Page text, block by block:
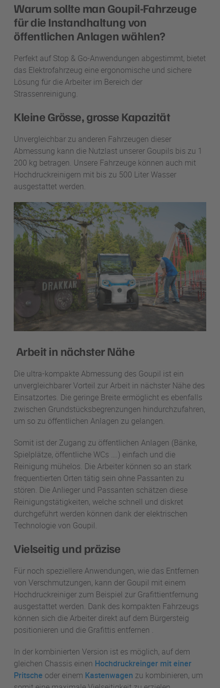
Warum sollte man Goupil-Fahrzeuge
für die Instandhaltung von
öffentlichen Anlagen wählen?
Perfekt auf Stop & Go-Anwendungen abgestimmt, bietet
das Elektrofahrzeug eine ergonomische und sichere
Lösung für die Arbeiter im Bereich der
Strassenreinigung.
Kleine Grösse, grosse Kapazität
Unvergleichbar zu anderen Fahrzeugen dieser
Abmessung kann die Nutzlast unserer Goupils bis zu 1
200 kg betragen. Unsere Fahrzeuge können auch mit
Hochdruckreinigern mit bis zu 500 Liter Wasser
ausgestattet werden.
Arbeit in nächster Nähe
Die ultra-kompakte Abmessung des Goupil ist ein
unvergleichbarer Vorteil zur Arbeit in nächster Nähe des
Einsatzortes. Die geringe Breite ermöglicht es ebenfalls
zwischen Grundstücksbegrenzungen hindurchzufahren,
um so zu öffentlichen Anlagen zu gelangen.
Somit ist der Zugang zu öffentlichen Anlagen (Bänke,
Spielplätze, öffentliche WCs ….) einfach und die
Reinigung mühelos. Die Arbeiter können so an stark
frequentierten Orten tätig sein ohne Passanten zu
stören. Die Anlieger und Passanten schätzen diese
Reinigungstätigkeiten, welche schnell und diskret
durchgeführt werden können dank der elektrischen
Technologie von Goupil.
Vielseitig und präzise
Für noch speziellere Anwendungen, wie das Entfernen
von Verschmutzungen, kann der Goupil mit einem
Hochdruckreiniger zum Beispiel zur Grafittientfernung
ausgestattet werden. Dank des kompakten Fahrzeugs
können sich die Arbeiter direkt auf dem Bürgersteig
positionieren und die Grafittis entfernen .
In der kombinierten Version ist es möglich, auf dem
gleichen Chassis einen Hochdruckreinger mit einer
Pritsche oder einem Kastenwagen zu kombinieren, um